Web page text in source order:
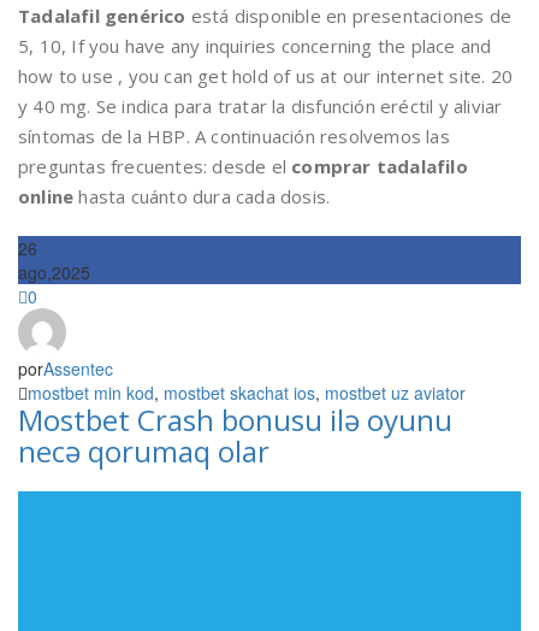
Tadalafil genérico está disponible en presentaciones de
5, 10, If you have any inquiries concerning the place and
how to use , you can get hold of us at our internet site. 20
y 40 mg. Se indica para tratar la disfunción eréctil y aliviar
síntomas de la HBP. A continuación resolvemos las
preguntas frecuentes: desde el comprar tadalafilo
online hasta cuánto dura cada dosis.
26
ago,2025
0
porAssentec
mostbet min kod, mostbet skachat ios, mostbet uz aviator
Mostbet Crash bonusu ilə oyunu
necə qorumaq olar